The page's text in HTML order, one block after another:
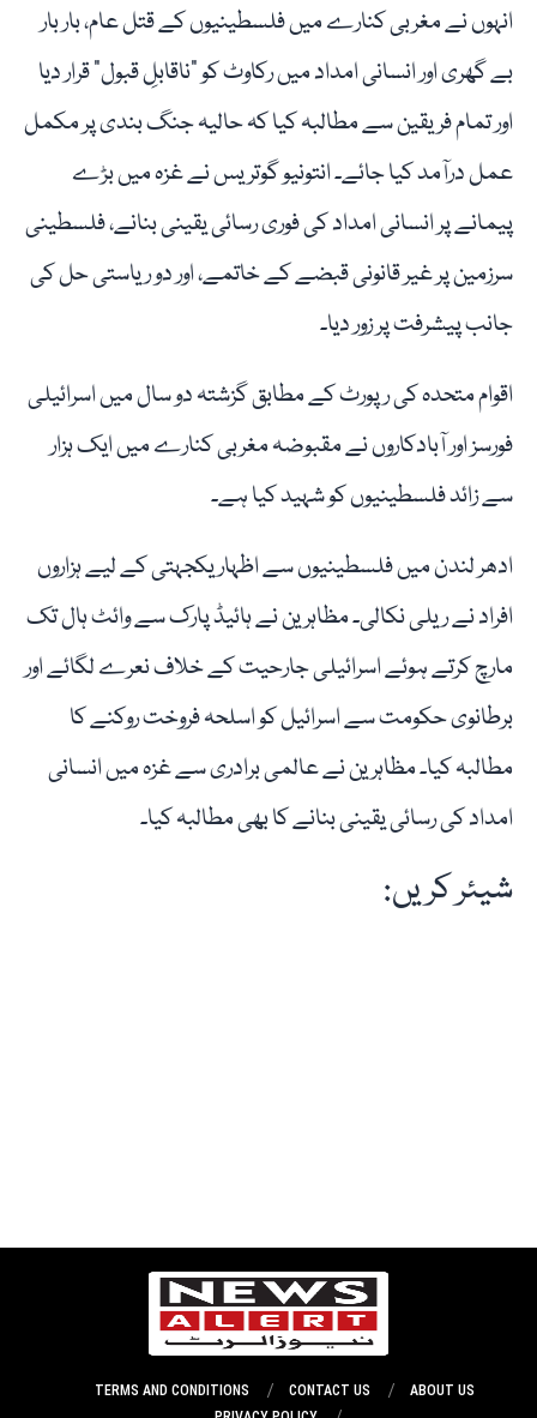
انہوں نے مغربی کنارے میں فلسطینیوں کے قتل عام، بار بار
بے گھری اور انسانی امداد میں رکاوٹ کو "ناقابلِ قبول” قرار دیا
اور تمام فریقین سے مطالبہ کیا کہ حالیہ جنگ بندی پر مکمل
عمل درآمد کیا جائے۔ انتونیو گوتریس نے غزہ میں بڑے
پیمانے پر انسانی امداد کی فوری رسائی یقینی بنانے، فلسطینی
سرزمین پر غیر قانونی قبضے کے خاتمے، اور دو ریاستی حل کی
جانب پیشرفت پر زور دیا۔
اقوام متحدہ کی رپورٹ کے مطابق گزشتہ دو سال میں اسرائیلی
فورسز اور آبادکاروں نے مقبوضہ مغربی کنارے میں ایک ہزار
سے زائد فلسطینیوں کو شہید کیا ہے۔
ادھر لندن میں فلسطینیوں سے اظہار یکجہتی کے لیے ہزاروں
افراد نے ریلی نکالی۔ مظاہرین نے ہائیڈ پارک سے وائٹ ہال تک
مارچ کرتے ہوئے اسرائیلی جارحیت کے خلاف نعرے لگائے اور
برطانوی حکومت سے اسرائیل کو اسلحہ فروخت روکنے کا
مطالبہ کیا۔ مظاہرین نے عالمی برادری سے غزہ میں انسانی
امداد کی رسائی یقینی بنانے کا بھی مطالبہ کیا۔
شیئر کریں:
ABOUT US
CONTACT US
TERMS AND CONDITIONS